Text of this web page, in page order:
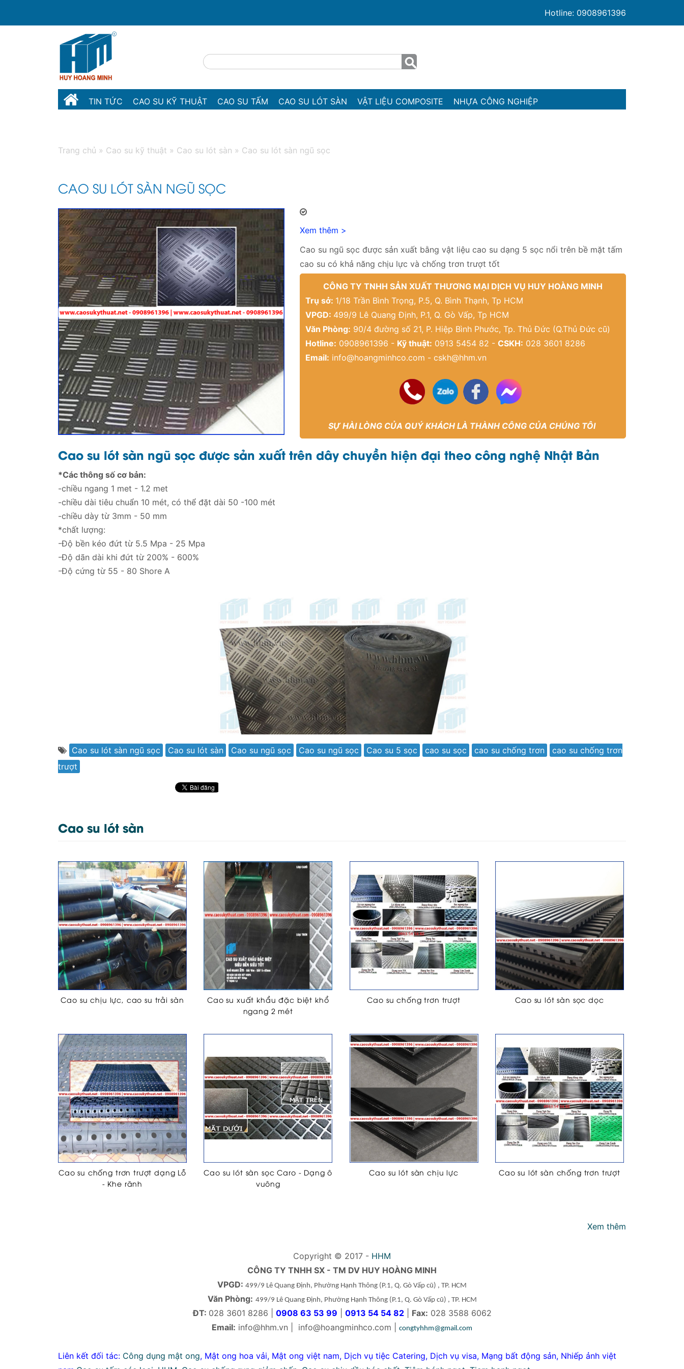
Hotline: 0908961396
TIN TỨC CAO SU KỸ THUẬT CAO SU TẤM CAO SU LÓT SÀN VẬT LIỆU COMPOSITE NHỰA CÔNG NGHIỆP
Trang chủ » Cao su kỹ thuật » Cao su lót sàn » Cao su lót sàn ngũ sọc
CAO SU LÓT SÀN NGŨ SỌC
Xem thêm >
Cao su ngũ sọc được sản xuất bằng vật liệu cao su dạng 5 sọc nổi trên bề mặt tấm
cao su có khả năng chịu lực và chống trơn trượt tốt
CÔNG TY TNHH SẢN XUẤT THƯƠNG MẠI DỊCH VỤ HUY HOÀNG MINH
Trụ sở: 1/18 Trần Bình Trọng, P.5, Q. Bình Thạnh, Tp HCM
VPGD: 499/9 Lê Quang Định, P.1, Q. Gò Vấp, Tp HCM
Văn Phòng: 90/4 đường số 21, P. Hiệp Bình Phước, Tp. Thủ Đức (Q.Thủ Đức cũ)
Hotline: 0908961396 - Kỹ thuật: 0913 5454 82 - CSKH: 028 3601 8286
Email: info@hoangminhco.com - cskh@hhm.vn
SỰ HÀI LÒNG CỦA QUÝ KHÁCH LÀ THÀNH CÔNG CỦA CHÚNG TÔI
Cao su lót sàn ngũ sọc được sản xuất trên dây chuyền hiện đại theo công nghệ Nhật Bản
*Các thông số cơ bản:
-chiều ngang 1 met - 1.2 met
-chiều dài tiêu chuẩn 10 mét, có thể đặt dài 50 -100 mét
-chiều dày từ 3mm - 50 mm
*chất lượng:
-Độ bền kéo đứt từ 5.5 Mpa - 25 Mpa
-Độ dãn dài khi đứt từ 200% - 600%
-Độ cứng từ 55 - 80 Shore A
Cao su lót sàn ngũ sọc Cao su lót sàn Cao su ngũ sọc Cao su ngũ sọc Cao su 5 sọc cao su sọc cao su chống trơn
cao su chống trơn
trượt
Cao su lót sàn
Cao su chịu lực, cao su trải sàn
Cao su xuất khẩu đặc biệt khổ
ngang 2 mét
Cao su chống trơn trượt Cao su lót sàn sọc dọc
Cao su chống trơn trượt dạng Lỗ
- Khe rãnh
Cao su lót sàn sọc Caro - Dạng ô
vuông
Cao su lót sàn chịu lực Cao su lót sàn chống trơn trượt
Xem thêm
Copyright © 2017 - HHM
CÔNG TY TNHH SX - TM DV HUY HOÀNG MINH
VPGD: 499/9 Lê Quang Định, Phường Hạnh Thông (P.1, Q. Gò Vấp cũ) , TP. HCM
Văn Phòng: 499/9 Lê Quang Định, Phường Hạnh Thông(P.1, Q. Gò Vấp cũ) , TP. HCM
ĐT: 028 3601 8286 | 0908 63 53 99 0913 54 54 82| Fax: 028 3588 6062
Email: info@hhm.vn info@hoangminhco.com congtyhhm@gmail.com
Liên kết đối tác: Công dụng mật ong, Mật ong hoa vải, Mật ong việt nam, Dịch vụ tiệc Catering, Dịch vụ visa, Mạng bất động sản, Nhiếp ảnh việt